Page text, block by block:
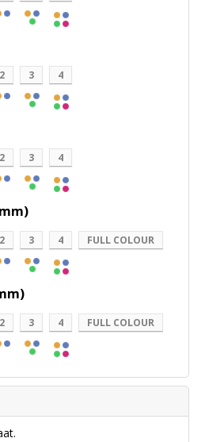
2 3 4
2 3 4
2 3 4 FULL COLOUR
2 3 4 FULL COLOUR